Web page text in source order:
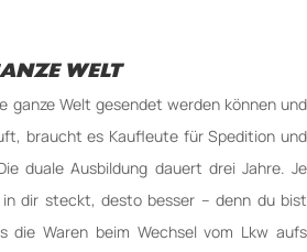
WELT
ganze Welt gesendet werden können und
braucht es Kaufleute für Spedition und
duale Ausbildung dauert drei Jahre. Je
dir steckt, desto besser – denn du bist
die Waren beim Wechsel vom Lkw aufs